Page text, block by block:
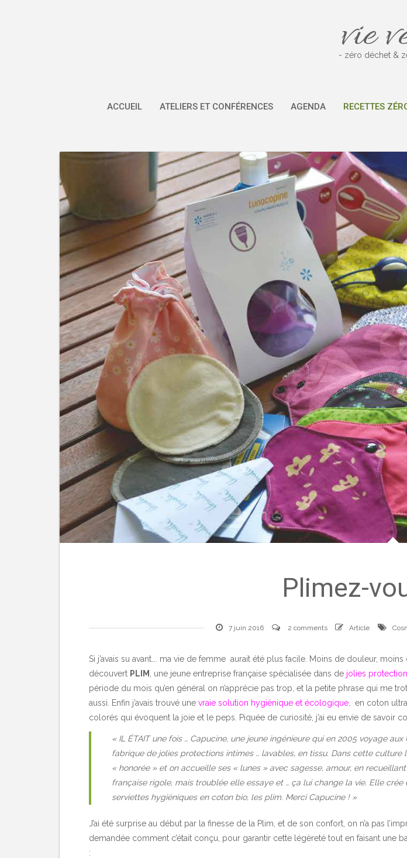
vie
- zéro déchet &
ACCUEIL ATELIERS ET CONFÉRENCES AGENDA RECETTES
Plimez-
7 juin 2016 2 comments Article
Si j’avais su avant…. ma vie de femme aurait été plus facile. Moins de douleur,
découvert PLIM , une jeune entreprise française spécialisée dans de jolies
période du mois qu’en général on n’apprécie pas trop, et la petite phrase qui me
aussi. Enfin j’avais trouvé une vraie solution hygiénique et écologique , en coton
colorés qui évoquent la joie et le peps. Piquée de curiosité, j’ai eu envie de savoir
« IL ÉTAIT une fois … Capucine, une jeune ingénieure qui en 2005 voyage
fabrique de jolies protections intimes … lavables, en tissu. Dans cette
« honorée » et on accueille ses « lunes » avec sagesse, amour, en
française rigole, mais troublée elle essaye et … ça lui change la vie. Elle
serviettes hygiéniques en coton bio, les plim. Merci Capucine ! »
J’ai été surprise au début par la finesse de la Plim, et de son confort, on n’a pas
demandée comment c’était conçu, pour garantir cette légèreté tout en faisant une
: